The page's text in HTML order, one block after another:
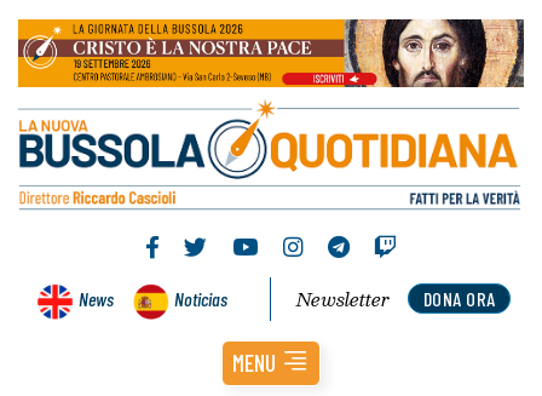
News Noticias DONA ORA
Newsletter
MENU